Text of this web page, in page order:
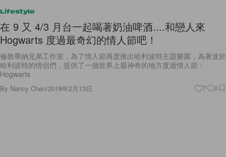
Lifestyle
在 9 又 4/3 月台一起喝著奶油啤酒....和戀人來
Hogwarts 度過最奇幻的情人節吧！
倫敦華納兄弟工作室，為了情人節再度推出哈利波特主題樂園，為著迷於
哈利波特的情侶們，提供了一個世界上最神奇的地方度過情人節：
Hogwarts
By Nancy Chen/2018年2月13日 7 0